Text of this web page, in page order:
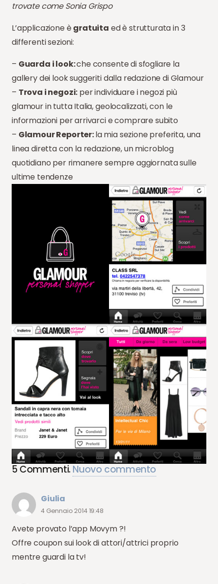
trovate come Sonia Grispo
L’applicazione è gratuita ed è strutturata in 3
differenti sezioni:
– Guarda i look:che consente di sfogliare la
gallery dei look suggeriti dalla redazione di Glamour
– Trova i negozi: per individuare i negozi più
glamour in tutta Italia, geolocalizzati, con le
informazioni per arrivarci e comprare subito
– Glamour Reporter:la mia sezione preferita, una
linea diretta con la redazione, un microblog
quotidiano per rimanere sempre aggiornata sulle
ultime tendenze
5Commenti.Nuovo commento
Giulia
4 Gennaio 2014 19:48
Avete provato l’app Movym ?!
Offre coupon sui look di attori/attrici proprio
mentre guardi la tv!